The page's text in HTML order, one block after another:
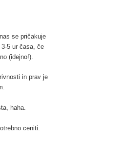
se pričakuje
5 ur časa, če
(idejno!).
in prav je
haha.
ceniti.